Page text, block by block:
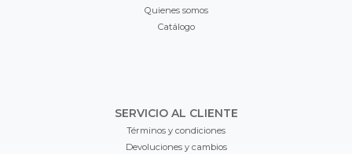
Quienes somos
Catálogo
SERVICIO AL CLIENTE
Términos y condiciones
Devoluciones y cambios